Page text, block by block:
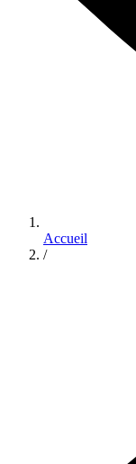
Accueil
/